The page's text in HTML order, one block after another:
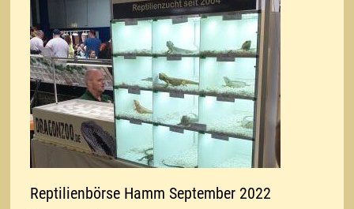
Reptilienbörse Hamm September 2022